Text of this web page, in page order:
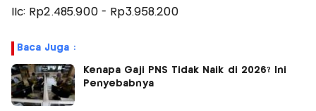
IIc: Rp2.485.900 - Rp3.958.200
Baca Juga :
Kenapa Gaji PNS Tidak Naik di 2026? Ini
Penyebabnya